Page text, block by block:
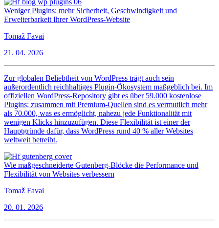
Weniger Plugins: mehr Sicherheit, Geschwindigkeit und
Erweiterbarkeit Ihrer WordPress-Website
Tomaž Favai
21. 04. 2026
Zur globalen Beliebtheit von WordPress trägt auch sein
außerordentlich reichhaltiges Plugin-Ökosystem maßgeblich bei. Im
offiziellen WordPress-Repository gibt es über 59.000 kostenlose
Plugins; zusammen mit Premium-Quellen sind es vermutlich mehr
als 70.000, was es ermöglicht, nahezu jede Funktionalität mit
wenigen Klicks hinzuzufügen. Diese Flexibilität ist einer der
Hauptgründe dafür, dass WordPress rund 40 % aller Websites
weltweit betreibt.
Wie maßgeschneiderte Gutenberg-Blöcke die Performance und
Flexibilität von Websites verbessern
Tomaž Favai
20. 01. 2026